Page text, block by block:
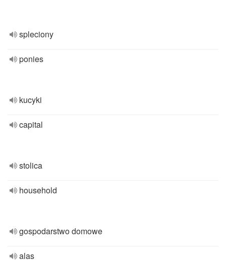
spleciony
ponies
kucyki
capital
stolica
household
gospodarstwo domowe
alas